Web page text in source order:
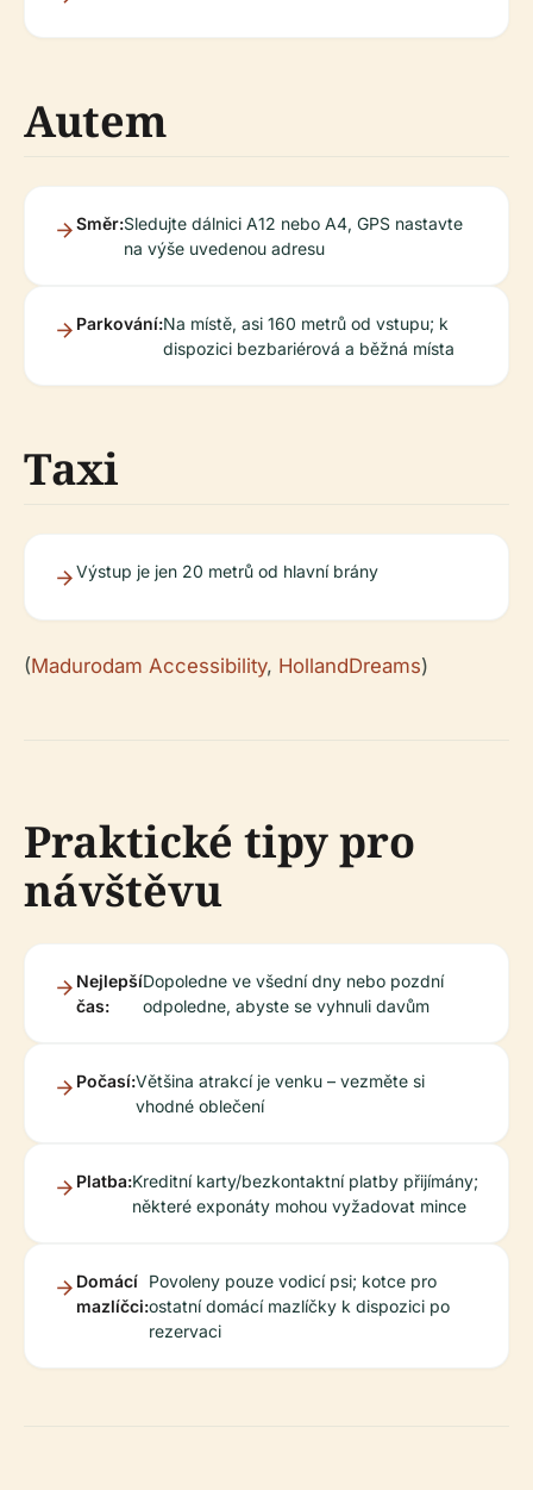
Autem
Směr:Sledujte dálnici A12 nebo A4, GPS nastavte
na výše uvedenou adresu
Parkování:Na místě, asi 160 metrů od vstupu; k
dispozici bezbariérová a běžná místa
Taxi
Výstup je jen 20 metrů od hlavní brány
(Madurodam Accessibility, HollandDreams)
Praktické tipy pro
návštěvu
Nejlepší
čas:
Dopoledne ve všední dny nebo pozdní
odpoledne, abyste se vyhnuli davům
Počasí:Většina atrakcí je venku – vezměte si
vhodné oblečení
Platba:Kreditní karty/bezkontaktní platby přijímány;
některé exponáty mohou vyžadovat mince
Domácí
mazlíčci:
Povoleny pouze vodicí psi; kotce pro
ostatní domácí mazlíčky k dispozici po
rezervaci